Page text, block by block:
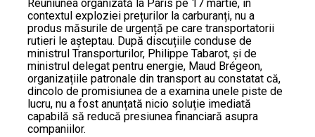
Reuniunea organizată la Paris pe 17 martie, în
contextul exploziei prețurilor la carburanți, nu a
produs măsurile de urgență pe care transportatorii
rutieri le așteptau. După discuțiile conduse de
ministrul Transporturilor, Philippe Tabarot, și de
ministrul delegat pentru energie, Maud Brégeon,
organizațiile patronale din transport au constatat că,
dincolo de promisiunea de a examina unele piste de
lucru, nu a fost anunțată nicio soluție imediată
capabilă să reducă presiunea financiară asupra
companiilor.